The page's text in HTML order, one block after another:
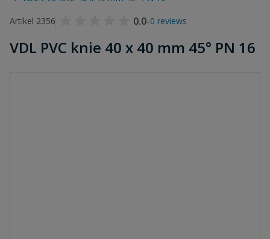
Artikel 2356
0.0-0 reviews
VDL PVC knie 40 x 40 mm 45° PN 16